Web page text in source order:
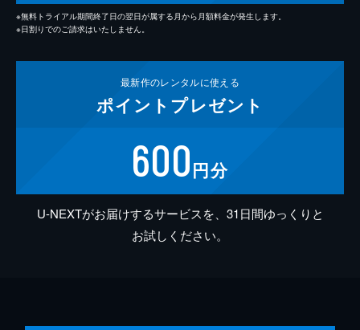
※無料トライアル期間終了日の翌日が属する月から月額料金が発生します。
※日割りでのご請求はいたしません。
最新作のレンタルに使える
ポイント プレゼント
600円分
U-NEXTがお届けするサービスを、31日間ゆっくりと
お試しください。